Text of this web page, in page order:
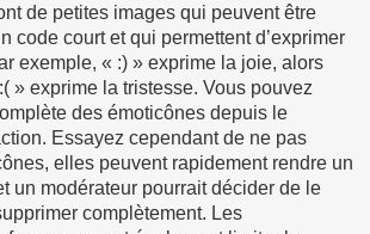
de petites images qui peuvent être
code court et qui permettent d’exprimer
exemple, « :) » exprime la joie, alors
» exprime la tristesse. Vous pouvez
des émoticônes depuis le
Essayez cependant de ne pas
elles peuvent rapidement rendre un
un modérateur pourrait décider de le
complètement. Les